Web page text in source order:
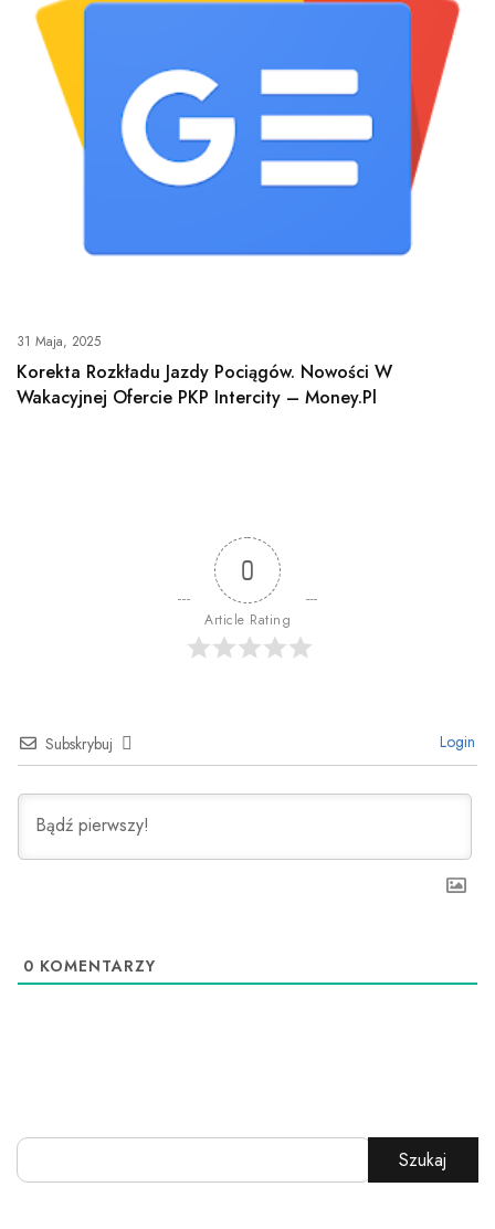
31 Maja, 2025
Korekta Rozkładu Jazdy Pociągów. Nowości W
Wakacyjnej Ofercie PKP Intercity – Money.pl
0
Article Rating
Subskrybuj Login
0 KOMENTARZY
Szukaj